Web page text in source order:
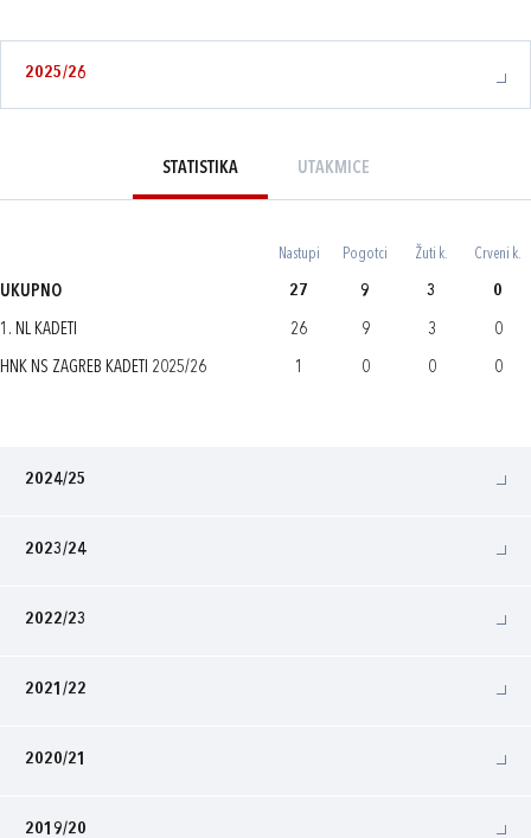
2025/26
STATISTIKA UTAKMICE
Nastupi Pogotci Žuti k. Crveni k.
UKUPNO 27 9 3 0
1. NL KADETI 26 9 3 0
HNK NS ZAGREB KADETI 2025/26 1 0 0 0
2024/25
2023/24
2022/23
2021/22
2020/21
2019/20